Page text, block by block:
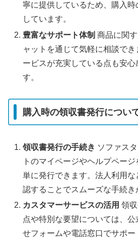
寧に提供しているため、購入時
しています。
豊富なサポート体制 商品に関
ャットを通じて気軽に相談で
ービスが充実している点も安
す。
購入時の領収書発行につい
領収書発行の手続き ソファス
トのマイページやヘルプペー
単に発行できます。法人利用
認することでスムーズな手続き
カスタマーサービスの活用 領
点や特別な要望については、
せフォームや電話窓口でサポ